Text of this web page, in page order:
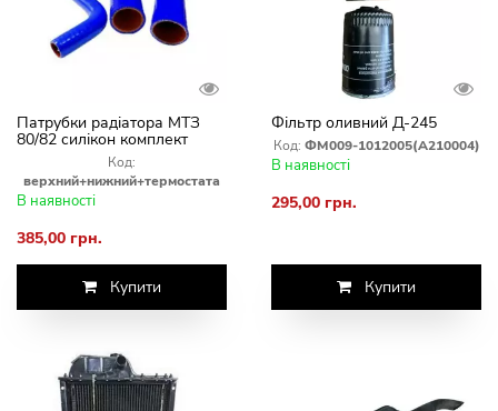
Патрубки радіатора МТЗ
80/82 силікон комплект
(верхній + ніжний +
термостата)
Код:
верхний+нижний+термостата
В наявності
385,00 грн.
Купити
Фільтр оливний Д-245
Код: ФМ009-1012005(А210004)
В наявності
295,00 грн.
Купити